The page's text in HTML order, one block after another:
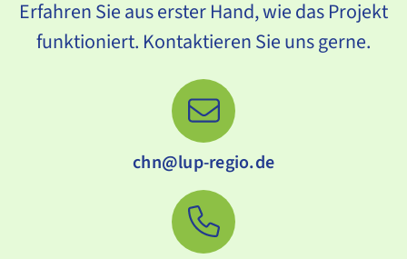
Erfahren Sie aus erster Hand, wie das Projekt
funktioniert. Kontaktieren Sie uns gerne.
chn@lup-regio.de